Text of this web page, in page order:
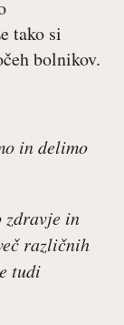
tako si
bolnikov.
in delimo
zdravje in
različnih
tudi